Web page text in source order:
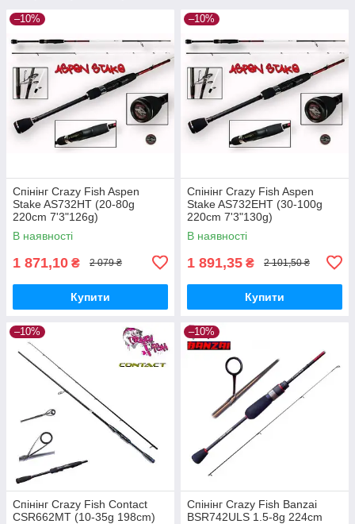
–10%
Спінінг Crazy Fish Aspen
Stake AS732HT (20-80g
220cm 7'3"126g)
В наявності
1 871,10 ₴ 2 079 ₴
Купити
–10%
Спінінг Crazy Fish Aspen
Stake AS732EHT (30-100g
220cm 7'3"130g)
В наявності
1 891,35 ₴ 2 101,50 ₴
Купити
–10%
Спінінг Crazy Fish Contact
CSR662MT (10-35g 198cm)
–10%
Спінінг Crazy Fish Banzai
BSR742ULS 1.5-8g 224cm